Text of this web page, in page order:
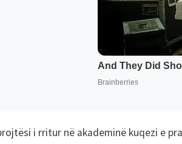
i rritur në akademinë kuqezi e